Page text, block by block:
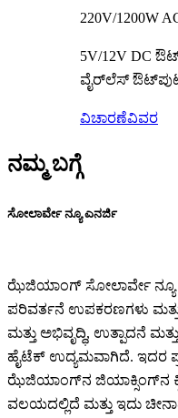
220V/1200W
5V/12V DC
ವೈರ್‌ಲೆಸ್
ವಿಚಾರಣೆವಿವರ
ನಮ್ಮ ಬಗ್ಗೆ
ಸೋಲಾರ್ವೇ ನ್ಯೂ ಎನರ್ಜಿ
ಝೆಜಿಯಾಂಗ್ ಸೋಲಾರ್ವೇ ನ್ಯೂ
ಪರಿವರ್ತನೆ ಉಪಕರಣಗಳು
ಮತ್ತು ಅಭಿವೃದ್ಧಿ, ಉತ್ಪಾದನೆ
ಹೈಟೆಕ್ ಉದ್ಯಮವಾಗಿದೆ. ಇದರ
ಝೆಜಿಯಾಂಗ್‌ನ ಜಿಯಾಕ್ಸಿಂಗ್‌ನ
ವಲಯದಲ್ಲಿದೆ ಮತ್ತು ಇದು